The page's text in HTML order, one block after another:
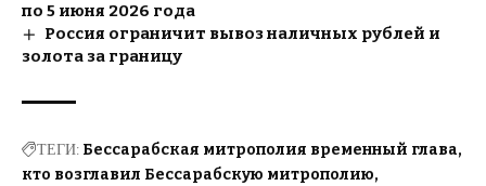
по 5 июня 2026 года
Россия ограничит вывоз наличных рублей и
золота за границу
ТЕГИ: Бессарабская митрополия временный глава
кто возглавил Бессарабскую митрополию